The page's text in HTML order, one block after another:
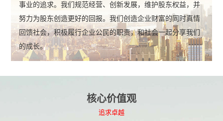
事业的追求。我们规范经营、创新发展，维护股东权益，并
努力为股东创造更好的回报。我们创造企业财富的同时真情
回馈社会，积极履行企业公民的职责，和社会一起分享我们
的成长。
核心价值观
追求卓越